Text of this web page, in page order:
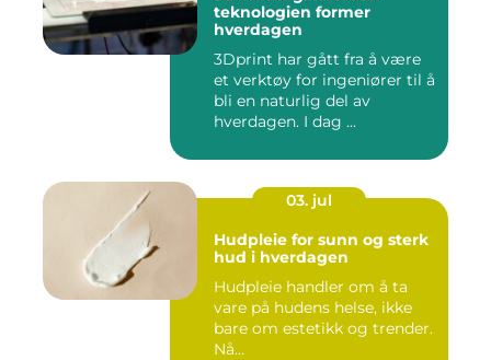
teknologien former
hverdagen
3Dprint har gått fra å være
et verktøy for ingeniører til å
bli en naturlig del av
hverdagen. I dag ...
03. jul
Hudpleie for sunn og sterk
hud i hverdagen
Hudpleie handler om å ta
vare på hudens helse, ikke
bare om estetikk og trender.
Nå...